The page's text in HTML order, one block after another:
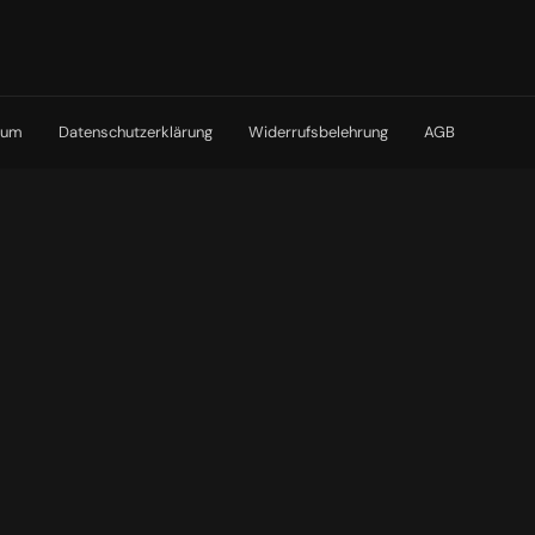
Datenschutzerklärung Widerrufsbelehrung AGB